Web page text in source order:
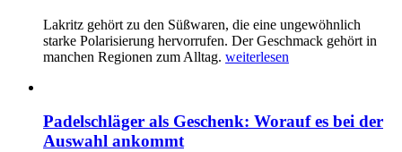
Lakritz gehört zu den Süßwaren, die eine ungewöhnlich
starke Polarisierung hervorrufen. Der Geschmack gehört in
manchen Regionen zum Alltag. weiterlesen
Padelschläger als Geschenk: Worauf es bei der
Auswahl ankommt